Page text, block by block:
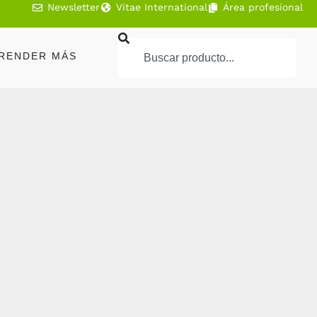
Newsletter Vitae International Área profesional
MÁS